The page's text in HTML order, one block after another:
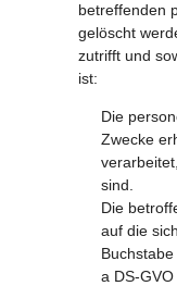
betreffenden
gelöscht
zutrifft und
ist:
Die
Zwecke
sind.
Die
auf die
a DS-